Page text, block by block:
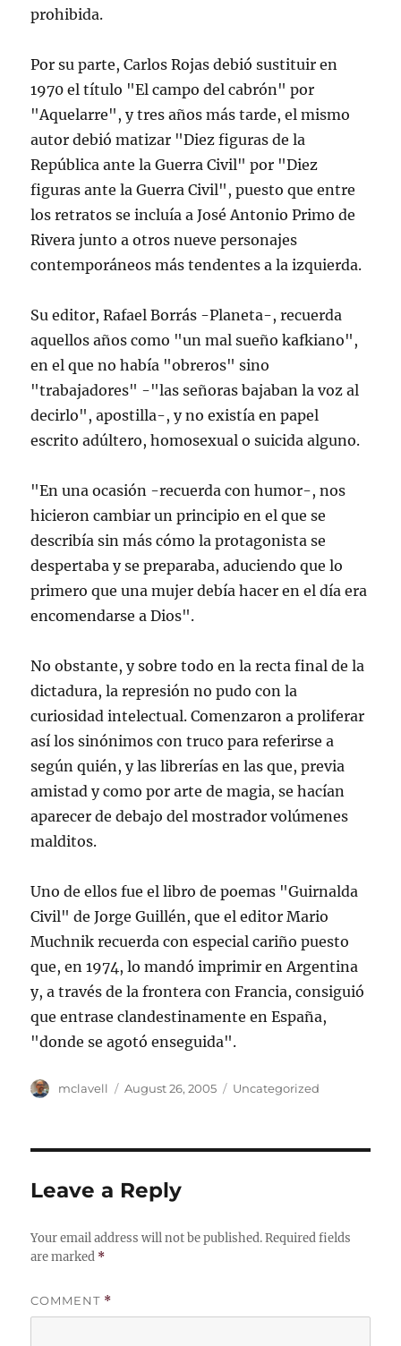
prohibida.
Por su parte, Carlos Rojas debió sustituir en
1970 el título "El campo del cabrón" por
"Aquelarre", y tres años más tarde, el mismo
autor debió matizar "Diez figuras de la
República ante la Guerra Civil" por "Diez
figuras ante la Guerra Civil", puesto que entre
los retratos se incluía a José Antonio Primo de
Rivera junto a otros nueve personajes
contemporáneos más tendentes a la izquierda.
Su editor, Rafael Borrás -Planeta-, recuerda
aquellos años como "un mal sueño kafkiano",
en el que no había "obreros" sino
"trabajadores" -"las señoras bajaban la voz al
decirlo", apostilla-, y no existía en papel
escrito adúltero, homosexual o suicida alguno.
"En una ocasión -recuerda con humor-, nos
hicieron cambiar un principio en el que se
describía sin más cómo la protagonista se
despertaba y se preparaba, aduciendo que lo
primero que una mujer debía hacer en el día era
encomendarse a Dios".
No obstante, y sobre todo en la recta final de la
dictadura, la represión no pudo con la
curiosidad intelectual. Comenzaron a proliferar
así los sinónimos con truco para referirse a
según quién, y las librerías en las que, previa
amistad y como por arte de magia, se hacían
aparecer de debajo del mostrador volúmenes
malditos.
Uno de ellos fue el libro de poemas "Guirnalda
Civil" de Jorge Guillén, que el editor Mario
Muchnik recuerda con especial cariño puesto
que, en 1974, lo mandó imprimir en Argentina
y, a través de la frontera con Francia, consiguió
que entrase clandestinamente en España,
"donde se agotó enseguida".
Author
mclavell
Posted
August 26, 2005 Categories
Uncategorized
Leave a Reply
Your email address will not be published. Required fields
are marked *
COMMENT *